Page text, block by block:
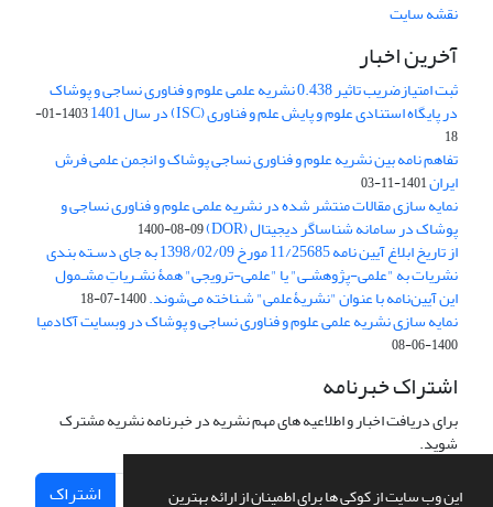
این وب سایت از کوکی ها برای اطمینان از ارائه بهترین
نقشه سایت
آخرین اخبار
ثبت امتیازضریب تاثیر 0.438 نشریه علمی علوم و فناوری نساجی و پوشاک
در پایگاه استنادی علوم و پایش علم و فناوری (ISC) در سال 1401
1403-01-
18
تفاهم نامه بین نشریه علوم و فناوری نساجی پوشاک و انجمن علمی فرش
ایران1401-11-03
نمایه سازی مقالات منتشر شده در نشریه علمی علوم و فناوری نساجی و
پوشاک در سامانه شناساگر دیجیتال (DOR) 1400-08-09
از تاریخ ابلاغ آیین نامه 11/25685 مورخ 1398/02/09 به جای دسـته بندی
نشریات به "علمی-پژوهشـی" یا "علمی-ترویجی" همۀ نشـریاتِ مشـمول
این آیین‌نامه با عنوان "نشریۀعلمی" شـناخته می‌شوند.1400-07-18
نمایه سازی نشریه علمی علوم و فناوری نساجی و پوشاک در وبسایت آکادمیا
1400-06-08
اشتراک خبرنامه
برای دریافت اخبار و اطلاعیه های مهم نشریه در خبرنامه نشریه مشترک
شوید.
اشتراک